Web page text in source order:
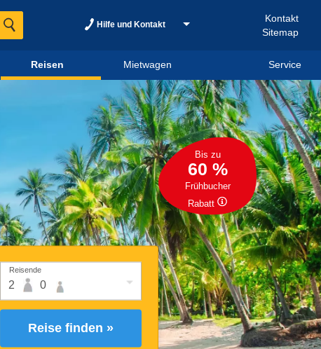
Hilfe und Kontakt
Kontakt
Sitemap
Reisen Mietwagen Service
Bis zu
60 %
Frühbucher
Rabatt
Reisende
Reise finden »